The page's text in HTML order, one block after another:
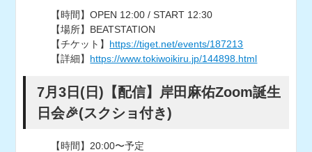
【時間】OPEN 12:00 / START 12:30
【場所】 BEATSTATION
【チケット】 https://tiget.net/events/187213
【詳細】 https://www.tokiwoikiru.jp/144898.html
7月3日(日)【配信】岸田麻佑Zoom誕生
日会🎉(スクショ付き)
【時間】20:00〜予定